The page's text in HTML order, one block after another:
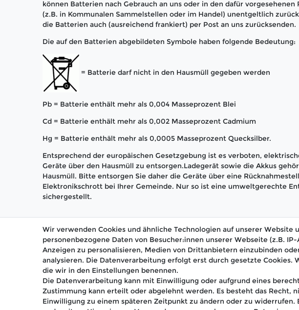
können Batterien nach Gebrauch an uns oder in den dafür vorgesehenen
(z.B. in Kommunalen Sammelstellen oder im Handel) unentgeltlich
die Batterien auch (ausreichend frankiert) per Post an uns zurücksenden.
Die auf den Batterien abgebildeten Symbole haben folgende Bedeutung:
= Batterie darf nicht in den Hausmüll gegeben werden
Pb = Batterie enthält mehr als 0,004 Masseprozent Blei
Cd = Batterie enthält mehr als 0,002 Masseprozent Cadmium
Hg = Batterie enthält mehr als 0,0005 Masseprozent Quecksilber.
Entsprechend der europäischen Gesetzgebung ist es verboten,
Geräte über den Hausmüll zu entsorgen.Ladegerät sowie die Akkus
Hausmüll. Bitte entsorgen Sie daher die Geräte über eine
Elektronikschrott bei Ihrer Gemeinde. Nur so ist eine umweltgerechte
sichergestellt.
🚚 Schneller Versand📦 Kostenloser
Wir verwenden Cookies und ähnliche Technologien auf unserer Website
personenbezogene Daten von Besucher:innen unserer Webseite (z.B.
Anzeigen zu personalisieren, Medien von Drittanbietern einzubinden
analysieren. Die Datenverarbeitung erfolgt erst durch gesetzte Cookies.
die wir in den Einstellungen benennen.
Die Datenverarbeitung kann mit Einwilligung oder aufgrund eines
Zustimmung kann erteilt oder abgelehnt werden. Es besteht das Recht,
Einwilligung zu einem späteren Zeitpunkt zu ändern oder zu widerrufen.